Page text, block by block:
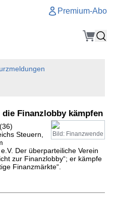
Premium-Abo
Finanzlobby kämpfen
Bild: Finanzwende
Steuern,
Der überparteiliche Verein
zur Finanzlobby“; er kämpfe
Finanzmärkte“.